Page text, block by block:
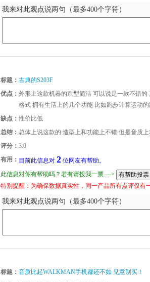
我来对此观点说两句（最多400个字符）
标题： 古典的S203F
优点： 外形上这款机器的造型简洁 可以说是一款不错
格式 拥有生活上的几个功能 比如跑步计算运动
缺点： 性价比低
总结： 总体上说这款的 造型上和功能上不错 但是音质
评分： 3.0
有用： 目前此信息对 2 位网友有帮助。
此信息对你有帮助吗？若有请投我一票 --->
特别提醒：为确保数据真实性，同一产品所有点评仅有
我来对此观点说两句（最多400个字符）
标题： 音质比起WALKMAN手机都还不如 见意别买！